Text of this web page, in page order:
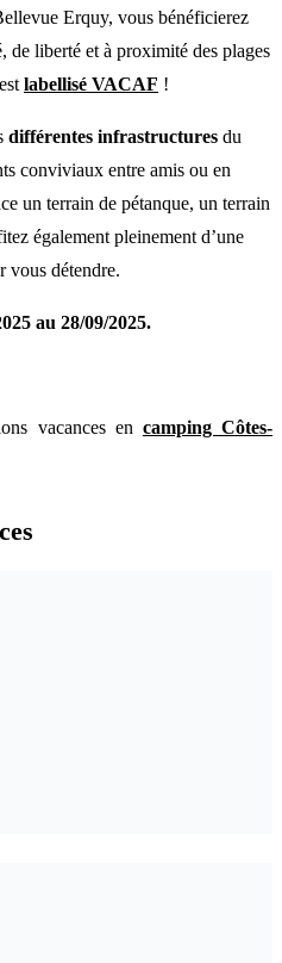
Erquy, vous bénéficierez
de liberté et à proximité des plages
labellisé VACAF !
différentes infrastructures du
conviviaux entre amis ou en
un terrain de pétanque, un terrain
également pleinement d’une
vous détendre.
au 28/09/2025.
vacances en camping Côtes-